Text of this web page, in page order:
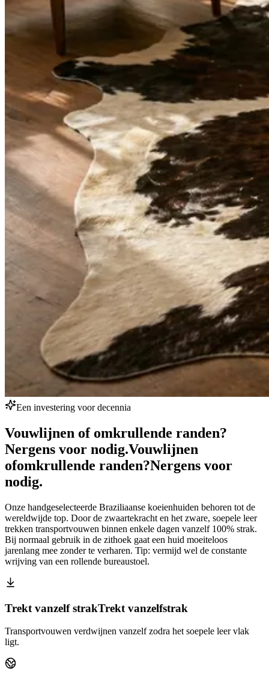
Een investering voor decennia
Vouwlijnen of omkrullende randen?
Nergens voor nodig.Vouwlijnen
ofomkrullende randen?Nergens voor
nodig.
Onze handgeselecteerde Braziliaanse koeienhuiden behoren tot de
wereldwijde top. Door de zwaartekracht en het zware, soepele leer
trekken transportvouwen binnen enkele dagen vanzelf 100% strak.
Bij normaal gebruik in de zithoek gaat een huid moeiteloos
jarenlang mee zonder te verharen. Tip: vermijd wel de constante
wrijving van een rollende bureaustoel.
Trekt vanzelf strakTrekt vanzelfstrak
Transportvouwen verdwijnen vanzelf zodra het soepele leer vlak
ligt.